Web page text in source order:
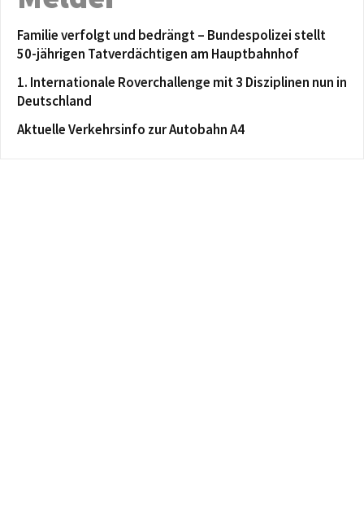
Familie verfolgt und bedrängt – Bundespolizei stellt
50-jährigen Tatverdächtigen am Hauptbahnhof
1. Internationale Roverchallenge mit 3 Disziplinen nun in
Deutschland
Aktuelle Verkehrsinfo zur Autobahn A4